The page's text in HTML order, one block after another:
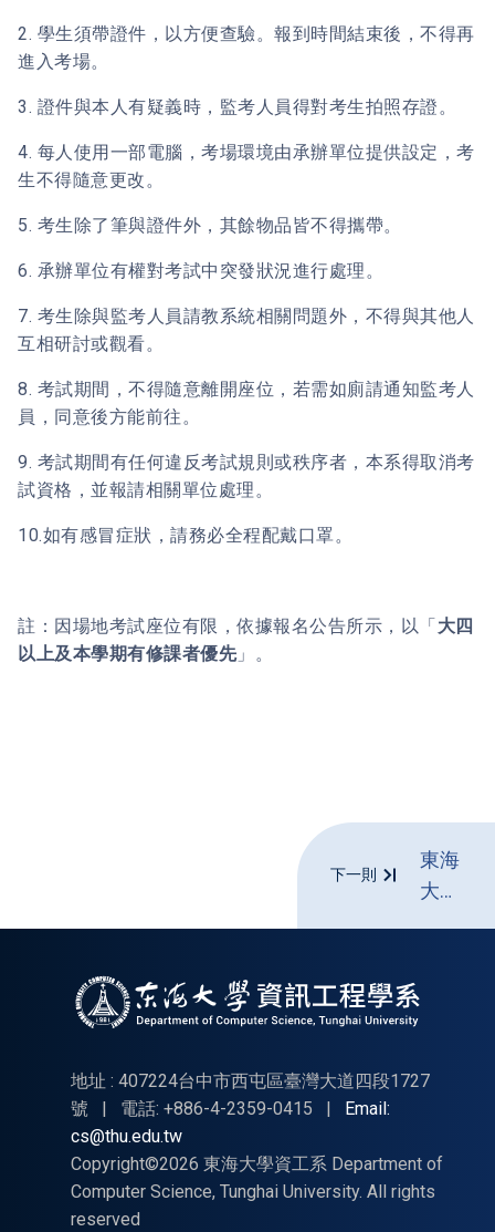
2. 學生須帶證件，以方便查驗。報到時間結束後，不得再
進入考場。
3. 證件與本人有疑義時，監考人員得對考生拍照存證。
4. 每人使用一部電腦，考場環境由承辦單位提供設定，考
生不得隨意更改。
5. 考生除了筆與證件外，其餘物品皆不得攜帶。
6. 承辦單位有權對考試中突發狀況進行處理。
7. 考生除與監考人員請教系統相關問題外，不得與其他人
互相研討或觀看。
8. 考試期間，不得隨意離開座位，若需如廁請通知監考人
員，同意後方能前往。
9. 考試期間有任何違反考試規則或秩序者，本系得取消考
試資格，並報請相關單位處理。
10.如有感冒症狀，請務必全程配戴口罩。
註：因場地考試座位有限，依據報名公告所示，以「大四
以上及本學期有修課者優先」。
下一則
東海
大學
期自
考試
地址 : 407224台中市西屯區臺灣大道四段1727
號
| 電話: +886-4-2359-0415 |
Email:
cs@thu.edu.tw
Copyright©2026 東海大學資工系 Department of
Computer Science, Tunghai University. All rights
reserved